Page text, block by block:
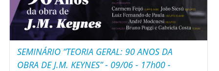
SEMINÁRIO “TEORIA GERAL: 90 ANOS DA
OBRA DE J.M. KEYNES” - 09/06 - 17h00 -